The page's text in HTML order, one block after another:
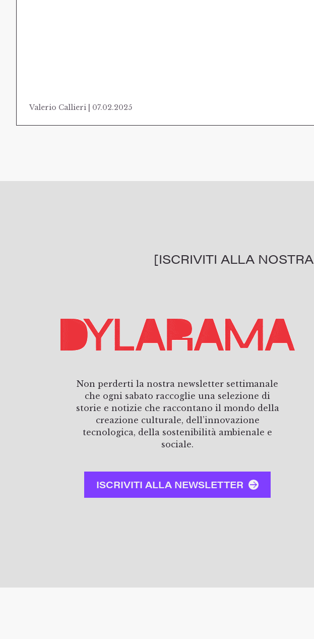
Valerio Callieri | 07.02.2025
[ISCRIVITI ALLA NOSTRA
Non perderti la nostra newsletter settimanale
che ogni sabato raccoglie una selezione di
storie e notizie che raccontano il mondo della
creazione culturale, dell’innovazione
tecnologica, della sostenibilità ambienale e
sociale.
ISCRIVITI ALLA NEWSLETTER